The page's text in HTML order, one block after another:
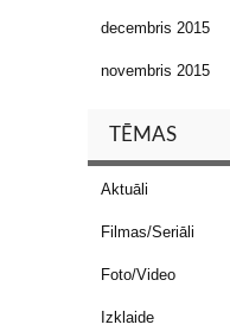
decembris 2015
novembris 2015
TĒMAS
Aktuāli
Filmas/Seriāli
Foto/Video
Izklaide